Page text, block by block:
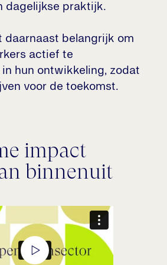
dagelijkse praktijk.
daarnaast belangrijk om
actief te
hun ontwikkeling, zodat
voor de toekomst.
impact
binnenuit